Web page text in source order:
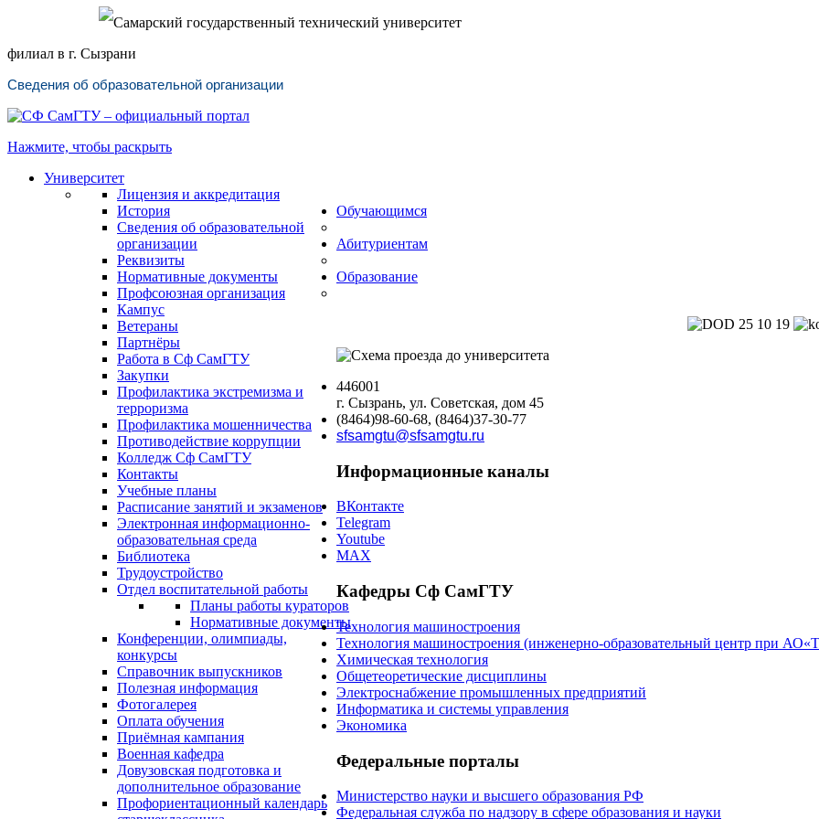
Самарский государственный технический университет
филиал в г. Сызрани
Сведения об образовательной организации
Нажмите, чтобы раскрыть
Университет
Лицензия и аккредитация
История
Сведения об образовательной
организации
Реквизиты
Нормативные документы
Профсоюзная организация
Кампус
Ветераны
Партнёры
Работа в Сф СамГТУ
Закупки
Профилактика экстремизма и
терроризма
Профилактика мошенничества
Противодействие коррупции
Колледж Сф СамГТУ
Контакты
Обучающимся
Учебные планы
Расписание занятий и экзаменов
Электронная информационно-
образовательная среда
Библиотека
Трудоустройство
Отдел воспитательной работы
Планы работы кураторов
Нормативные документы
Конференции, олимпиады,
конкурсы
Справочник выпускников
Полезная информация
Фотогалерея
Оплата обучения
Абитуриентам
Приёмная кампания
Военная кафедра
Довузовская подготовка и
дополнительное образование
Профориентационный календарь
Образование
446001
г. Сызрань, ул. Советская, дом 45
(8464)98-60-68, (8464)37-30-77
sfsamgtu@sfsamgtu.ru
Информационные каналы
ВКонтакте
Telegram
Youtube
MAX
Кафедры Сф СамГТУ
Технология машиностроения
Технология машиностроения (инженерно-образовательный центр при
Химическая технология
Общетеоретические дисциплины
Электроснабжение промышленных предприятий
Информатика и системы управления
Экономика
Федеральные порталы
Министерство науки и высшего образования РФ
Федеральная служба по надзору в сфере образования и науки